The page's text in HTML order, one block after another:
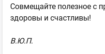
Совмещайте полезное с
здоровы и счастливы!
В.Ю.П.